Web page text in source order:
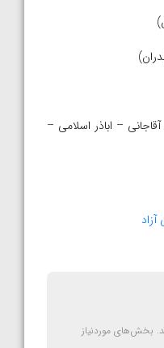
– اباذر اسلامی –
بخش‌های موردنیاز